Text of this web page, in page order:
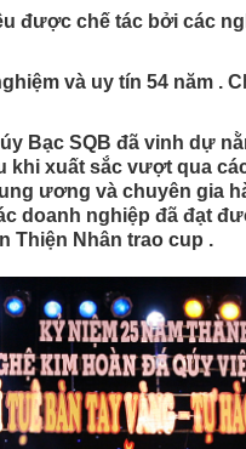
được chế tác bởi các
và uy tín 54 năm .
Bạc SQB đã vinh dự
khi xuất sắc vượt qua
ương và chuyên gia
doanh nghiệp đã đạt
Thiện Nhân trao cup .